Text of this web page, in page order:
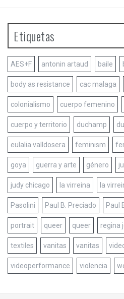
Etiquetas
AES+F antonin artaud baile
body as resistance cac malaga
colonialismo cuerpo femenino
cuerpo y territorio duchamp
eulalia valldosera feminism
goya guerra y arte género
judy chicago la virreina la
Pasolini Paul B. Preciado Paul
portrait queer queer regina
textiles vanitas vanitas
videoperformance violencia